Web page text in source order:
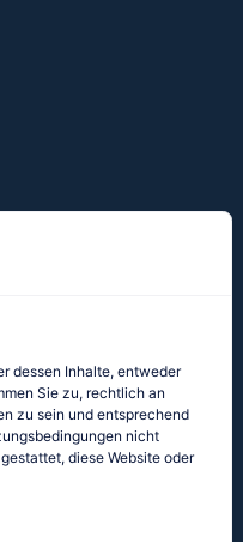
dessen Inhalte, entweder
Sie zu, rechtlich an
zu sein und entsprechend
nicht
diese Website oder